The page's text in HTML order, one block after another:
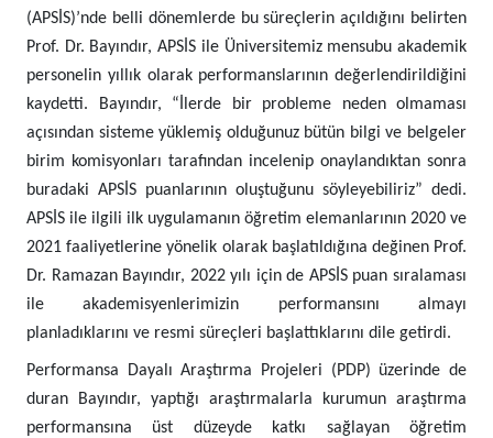
(APSİS)’nde belli dönemlerde bu süreçlerin açıldığını belirten
Prof. Dr. Bayındır, APSİS ile Üniversitemiz mensubu akademik
personelin yıllık olarak performanslarının değerlendirildiğini
kaydetti. Bayındır, “İlerde bir probleme neden olmaması
açısından sisteme yüklemiş olduğunuz bütün bilgi ve belgeler
birim komisyonları tarafından incelenip onaylandıktan sonra
buradaki APSİS puanlarının oluştuğunu söyleyebiliriz” dedi.
APSİS ile ilgili ilk uygulamanın öğretim elemanlarının 2020 ve
2021 faaliyetlerine yönelik olarak başlatıldığına değinen Prof.
Dr. Ramazan Bayındır, 2022 yılı için de APSİS puan sıralaması
ile akademisyenlerimizin performansını almayı
planladıklarını ve resmi süreçleri başlattıklarını dile getirdi.
Performansa Dayalı Araştırma Projeleri (PDP) üzerinde de
duran Bayındır, yaptığı araştırmalarla kurumun araştırma
performansına üst düzeyde katkı sağlayan öğretim